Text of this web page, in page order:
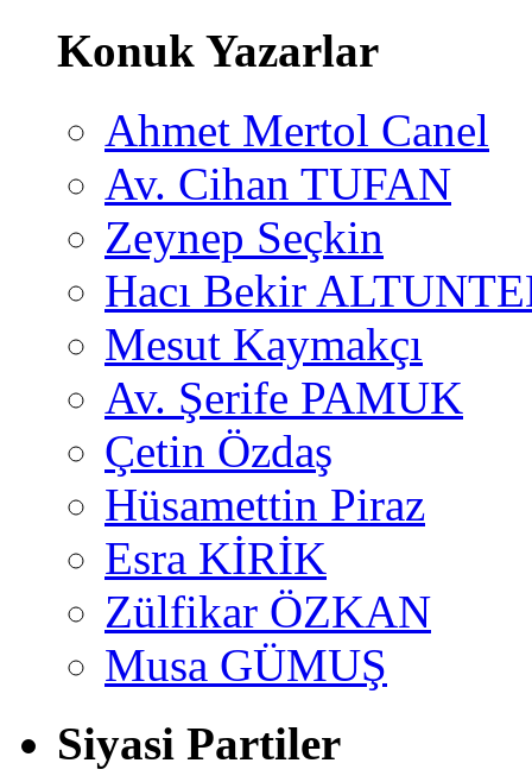
Konuk Yazarlar
Ahmet Mertol Canel
Av. Cihan TUFAN
Zeynep Seçkin
Hacı Bekir
Mesut Kaymakçı
Av. Şerife PAMUK
Çetin Özdaş
Hüsamettin Piraz
Esra KİRİK
Zülfikar ÖZKAN
Musa GÜMUŞ
Siyasi Partiler